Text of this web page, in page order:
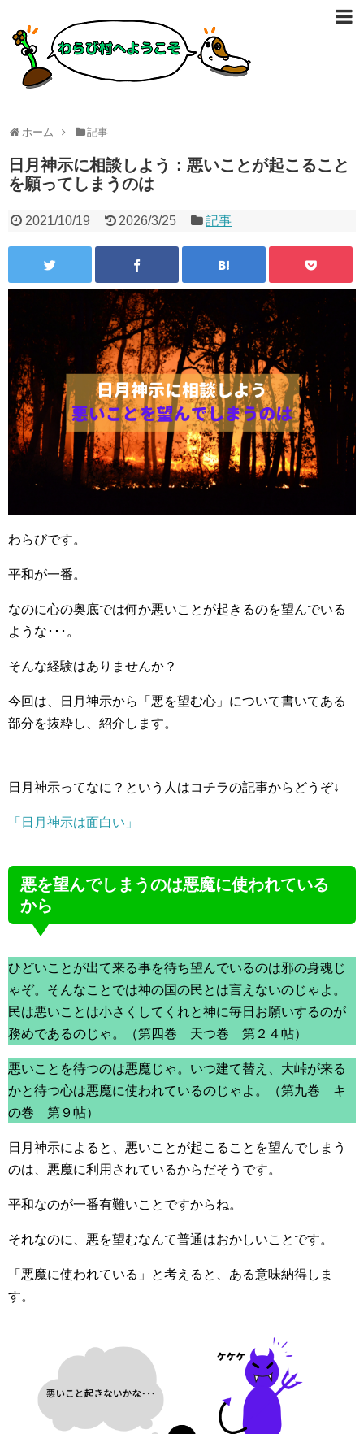
ホーム 記事
日月神示に相談しよう：悪いことが起こること
を願ってしまうのは
2021/10/19 2026/3/25 記事
わらびです。
平和が一番。
なのに心の奥底では何か悪いことが起きるのを望んでいる
ような･･･。
そんな経験はありませんか？
今回は、日月神示から「悪を望む心」について書いてある
部分を抜粋し、紹介します。
日月神示ってなに？という人はコチラの記事からどうぞ↓
「日月神示は面白い」
悪を望んでしまうのは悪魔に使われている
から
ひどいことが出て来る事を待ち望んでいるのは邪の身魂じ
ゃぞ。そんなことでは神の国の民とは言えないのじゃよ。
民は悪いことは小さくしてくれと神に毎日お願いするのが
務めであるのじゃ。（第四巻 天つ巻 第２４帖）
悪いことを待つのは悪魔じゃ。いつ建て替え、大峠が来る
かと待つ心は悪魔に使われているのじゃよ。（第九巻 キ
の巻 第９帖）
日月神示によると、悪いことが起こることを望んでしまう
のは、悪魔に利用されているからだそうです。
平和なのが一番有難いことですからね。
それなのに、悪を望むなんて普通はおかしいことです。
「悪魔に使われている」と考えると、ある意味納得しま
す。